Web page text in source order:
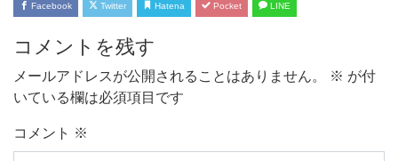
Facebook Twitter Hatena Pocket LINE
コメントを残す
メールアドレスが公開されることはありません。 ※ が付
いている欄は必須項目です
コメント ※